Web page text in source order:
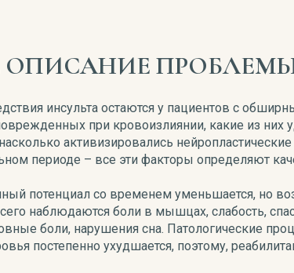
ОПИСАНИЕ
инсульта остаются у пациентов с
при кровоизлиянии, какие из них
активизировались
периоде – все эти факторы определяют
потенциал со временем уменьшается, но
наблюдаются боли в мышцах, слабость,
боли, нарушения сна. Патологические
постепенно ухудшается, поэтому,